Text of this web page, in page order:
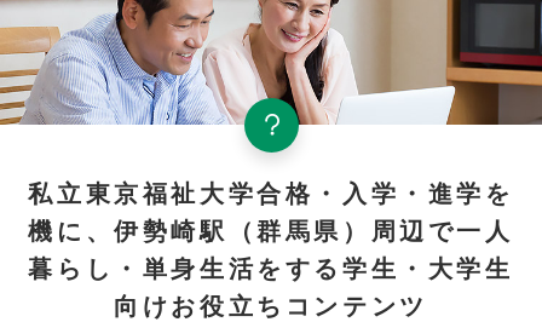
私立東京福祉大学合格・入学・進学を
機に、伊勢崎駅（群馬県）周辺で一人
暮らし・単身生活をする学生・大学生
向けお役立ちコンテンツ